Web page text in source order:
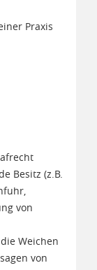
Praxis
Besitz (z.B.
von
Weichen
von